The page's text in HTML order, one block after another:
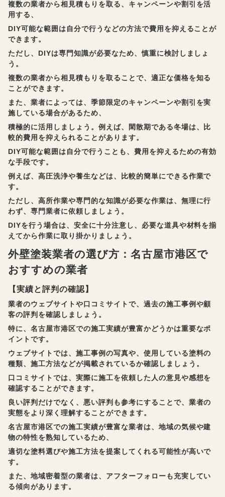
複数の業者から相見積もりを取る、キャンペーンや割引を活
用する、
DIY可能な範囲は自分で行うなどの方法で費用を抑えることが
できます。
ただし、DIYは専門知識が必要なため、慎重に検討しましょ
う。
複数の業者から相見積もりを取ることで、適正な価格を知る
ことができます。
また、業者によっては、季節限定のキャンペーンや割引を実
施している場合があるため、
積極的に活用しましょう。例えば、閑散期である冬場は、比
較的費用を抑えられることがあります。
DIY可能な範囲は自分で行うことも、費用を抑えるための有効
な手段です。
例えば、高圧洗浄や養生などは、比較的簡単にできる作業で
す。
ただし、高所作業や専門的な知識が必要な作業は、無理に行
わず、専門業者に依頼しましょう。
DIYを行う場合は、安全に十分注意し、必要な道具や材料を揃
えてから作業に取り掛かりましょう。
外壁塗装業者の選び方：名古屋市港区で
おすすめの業者
【実績と評判の確認】
業者のウェブサイトや口コミサイトで、過去の施工事例や顧
客の評判を確認しましょう。
特に、名古屋市港区での施工実績が豊富かどうかは重要なポ
イントです。
ウェブサイトでは、施工事例の写真や、使用している塗料の
種類、施工方法などが掲載されているか確認しましょう。
口コミサイトでは、実際に施工を依頼した人の意見や感想を
確認することができます。
良い評判だけでなく、悪い評判も参考にすることで、業者の
実態をより深く理解することができます。
名古屋市港区での施工実績が豊富な業者は、地域の気候や建
物の特性を熟知しているため、
適切な塗料選びや施工方法を提案してくれる可能性が高いで
す。
また、地域密着型の業者は、アフターフォローも充実してい
る傾向があります。